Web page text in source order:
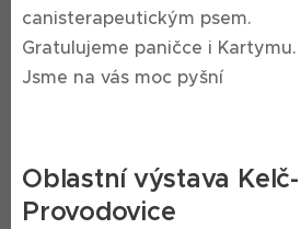
canisterapeutickým psem.
Gratulujeme paničce i Kartymu.
Jsme na vás moc pyšní 😍♥️
Oblastní výstava Kelč-
Provodovice